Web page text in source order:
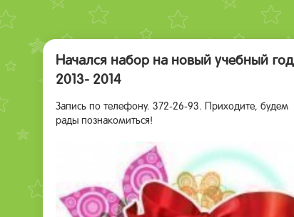
Начался набор на новый учебный год
2013- 2014
Запись по телефону. 372-26-93. Приходите, будем
рады познакомиться!